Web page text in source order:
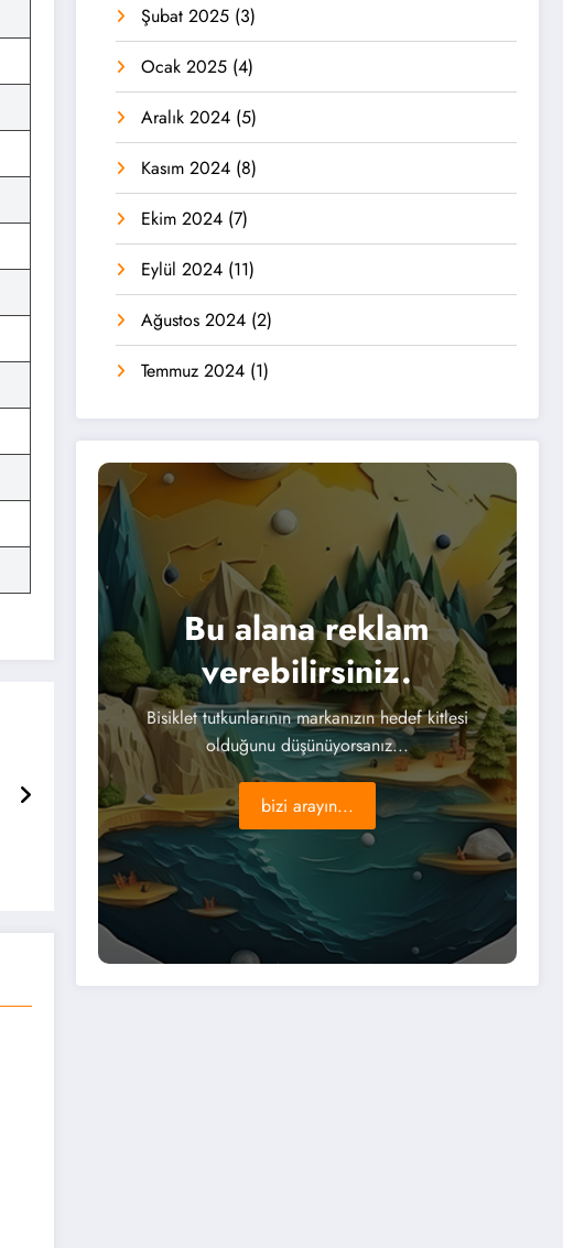
Şubat 2025 (3)
Ocak 2025 (4)
Aralık 2024 (5)
Kasım 2024 (8)
Ekim 2024 (7)
Eylül 2024 (11)
Ağustos 2024 (2)
Temmuz 2024 (1)
Bu alana reklam
verebilirsiniz.
Bisiklet tutkunlarının markanızın hedef kitlesi
olduğunu düşünüyorsanız...
bizi arayın...